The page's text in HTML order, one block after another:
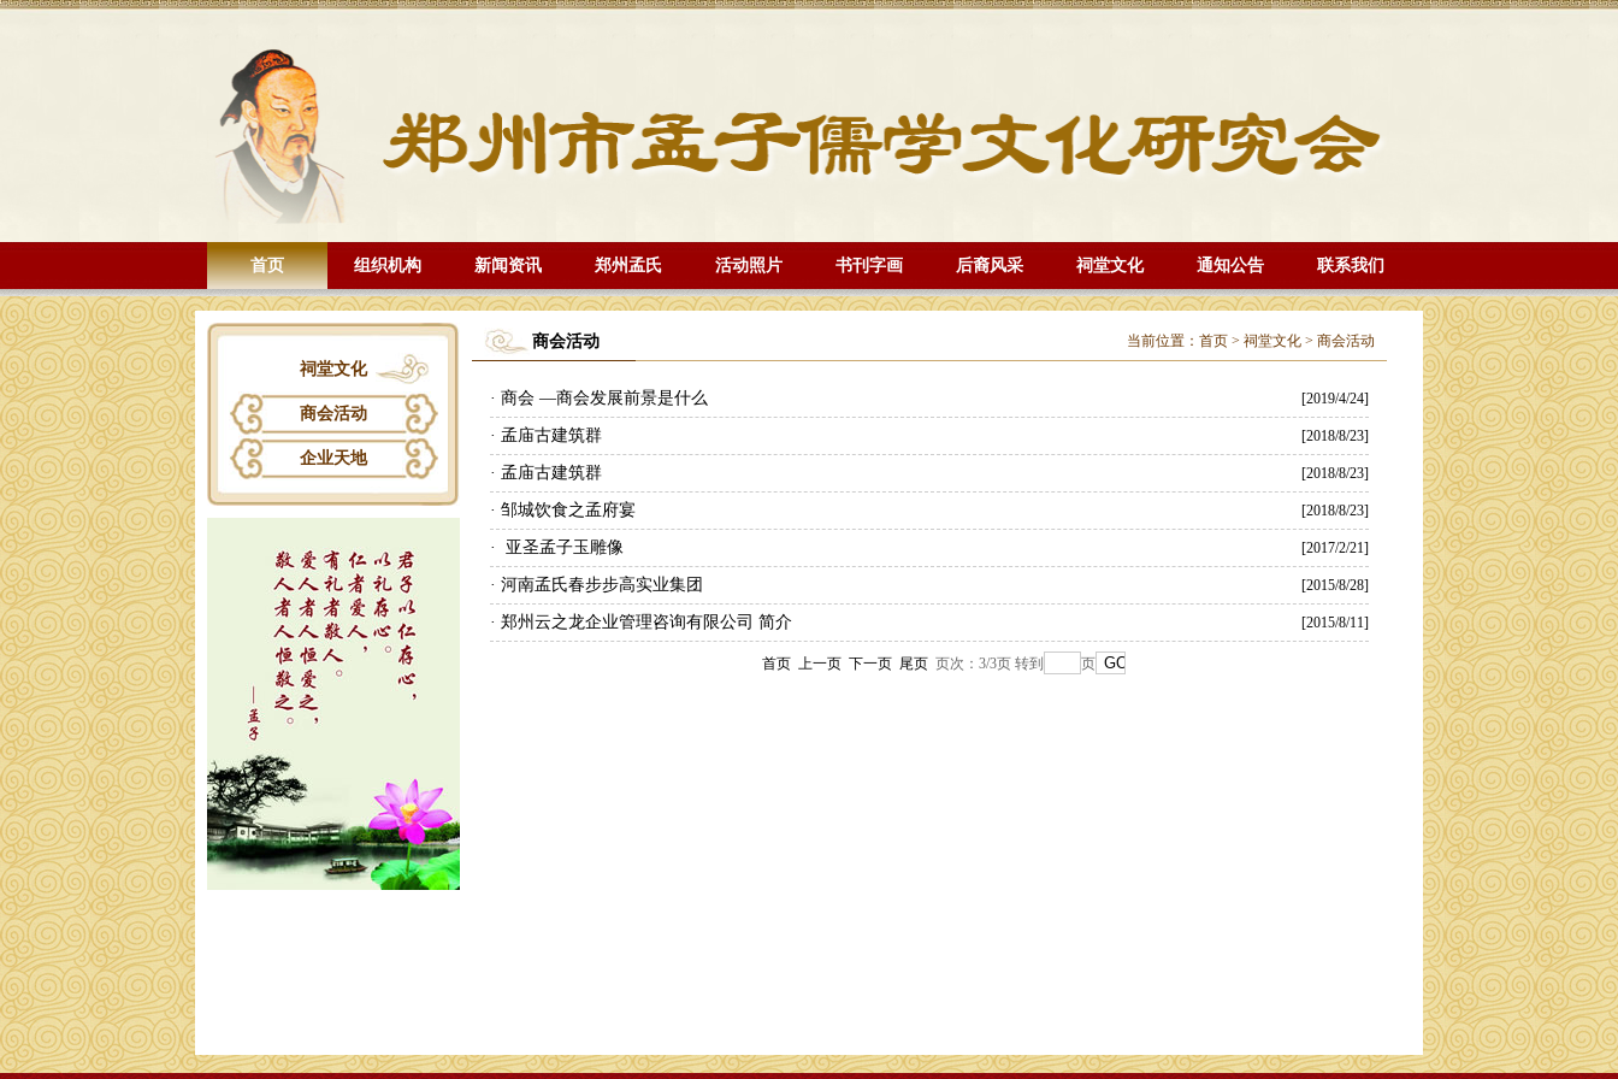
首页 组织机构 新闻资讯 郑州孟氏 活动照片 书刊字画 后裔风采 祠堂文化 通知公告 联系我们
祠堂文化
商会活动
企业天地
当前位置： 首页 > 祠堂文化 > 商会活动
商会活动
[2019/4/24]
· 商会 —商会发展前景是什么
[2018/8/23]
· 孟庙古建筑群
[2018/8/23]
· 孟庙古建筑群
[2018/8/23]
· 邹城饮食之孟府宴
[2017/2/21]
· 亚圣孟子玉雕像
[2015/8/28]
· 河南孟氏春步步高实业集团
[2015/8/11]
· 郑州云之龙企业管理咨询有限公司 简介
首页 上一页 下一页 尾页 页次：3/3页 转到 页